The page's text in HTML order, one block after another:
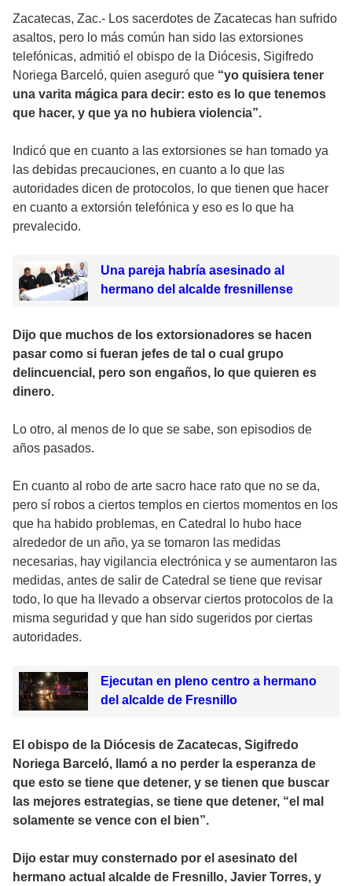
Zacatecas, Zac.- Los sacerdotes de Zacatecas han sufrido
asaltos, pero lo más común han sido las extorsiones
telefónicas, admitió el obispo de la Diócesis, Sigifredo
Noriega Barceló, quien aseguró que “yo quisiera tener
una varita mágica para decir: esto es lo que tenemos
que hacer, y que ya no hubiera violencia”.
Indicó que en cuanto a las extorsiones se han tomado ya
las debidas precauciones, en cuanto a lo que las
autoridades dicen de protocolos, lo que tienen que hacer
en cuanto a extorsión telefónica y eso es lo que ha
prevalecido.
Una pareja habría asesinado al
hermano del alcalde fresnillense
Dijo que muchos de los extorsionadores se hacen
pasar como si fueran jefes de tal o cual grupo
delincuencial, pero son engaños, lo que quieren es
dinero.
Lo otro, al menos de lo que se sabe, son episodios de
años pasados.
En cuanto al robo de arte sacro hace rato que no se da,
pero sí robos a ciertos templos en ciertos momentos en los
que ha habido problemas, en Catedral lo hubo hace
alrededor de un año, ya se tomaron las medidas
necesarias, hay vigilancia electrónica y se aumentaron las
medidas, antes de salir de Catedral se tiene que revisar
todo, lo que ha llevado a observar ciertos protocolos de la
misma seguridad y que han sido sugeridos por ciertas
autoridades.
Ejecutan en pleno centro a hermano
del alcalde de Fresnillo
El obispo de la Diócesis de Zacatecas, Sigifredo
Noriega Barceló, llamó a no perder la esperanza de
que esto se tiene que detener, y se tienen que buscar
las mejores estrategias, se tiene que detener, “el mal
solamente se vence con el bien”.
Dijo estar muy consternado por el asesinato del
hermano actual alcalde de Fresnillo, Javier Torres, y